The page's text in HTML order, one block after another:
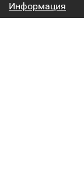
Информация